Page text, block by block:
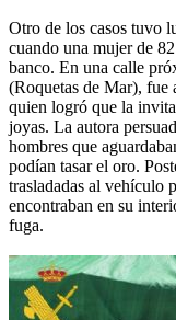
Otro de los casos tuvo
cuando una mujer de
banco. En una calle
(Roquetas de Mar), fue
quien logró que la
joyas. La autora
hombres que
podían tasar el oro.
trasladadas al vehículo
encontraban en su
fuga.